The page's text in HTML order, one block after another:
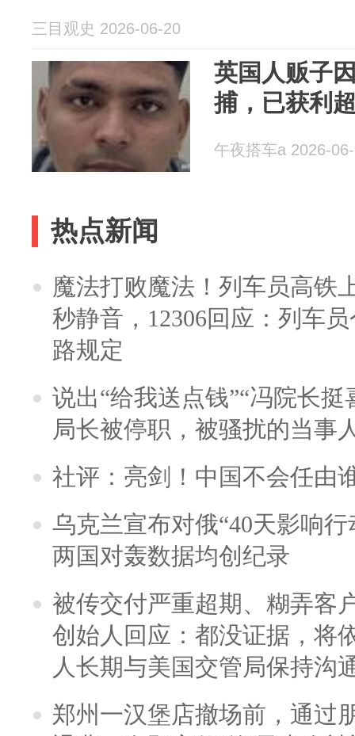
三目观史 2026-06-20
英国人贩子
捕，已获利
午夜搭车a 2026-
热点新闻
魔法打败魔法！列车员高铁
秒静音，12306回应：列车
路规定
说出“给我送点钱”“冯院长
局长被停职，被骚扰的当事
社评：亮剑！中国不会任由
乌克兰宣布对俄“40天影响
两国对轰数据均创纪录
被传交付严重超期、糊弄客
创始人回应：都没证据，将
人长期与美国交管局保持沟
郑州一汉堡店撤场前，通过